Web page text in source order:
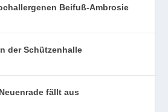
Beifuß-Ambrosie
der Schützenhalle
fällt aus